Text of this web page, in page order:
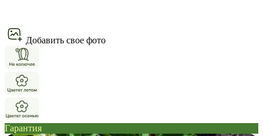
Добавить свое фото
Гарантия